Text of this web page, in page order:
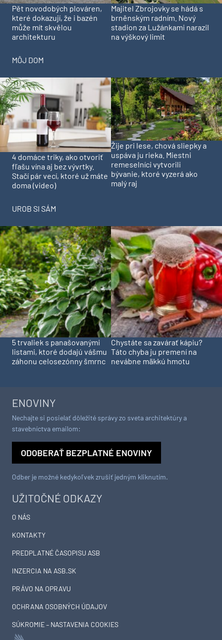
Pět novodobých plováren,
které dokazují, že i bazén
může mít skvělou
architekturu
Majitel Zbrojovky se hádá s
brněnským radním. Nový
stadion za Lužánkami narazil
na výškový limit
MÔJ DOM
4 domáce triky, ako otvoriť
fľašu vína aj bez vývrtky.
Stačí pár vecí, ktoré už máte
doma (video)
Žije pri lese, chová sliepky a
uspáva ju rieka. Miestni
remeselníci vytvorili
bývanie, ktoré vyzerá ako
malý raj
UROB SI SÁM
5 trvaliek s panašovanými
listami, ktoré dodajú vášmu
záhonu celosezónny šmrnc
Chystáte sa zavárať kápiu?
Táto chyba ju premení na
nevábne mäkkú hmotu
UŽITOČNÉ ODKAZY
O NÁS
KONTAKTY
PREDPLATNÉ ČASOPISU ASB
INZERCIA NA ASB.SK
PRÁVO NA OPRAVU
OCHRANA OSOBNÝCH ÚDAJOV
SÚKROMIE – NASTAVENIA COOKIES
ENOVINY
Nechajte si posielať dôležité správy zo sveta architektúry a
stavebníctva emailom:
ODOBERAŤ BEZPLATNÉ ENOVINY
Odber je možné kedykoľvek zrušiť jedným kliknutím.